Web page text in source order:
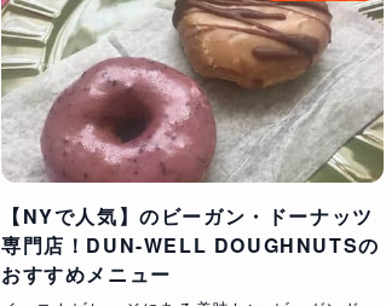
【NYで人気】のビーガン・ドーナッツ
専門店！DUN-WELL DOUGHNUTSの
おすすめメニュー